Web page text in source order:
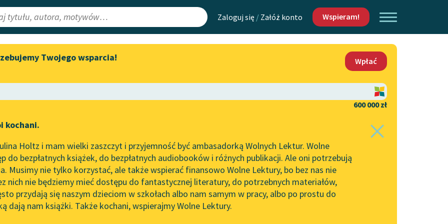
Zaloguj się / Załóż konto Wspieram!
Lektury
redakcyjne
Aktualności
Spotkanie z Katarzyną Tunkiel
do słuchania na Wolnych
Lekturach
Nowy audiobook – „Marzenie
o Oriencie” Sophie Elkan
Kolekcja Nadwyraz.com x
Wolne Lektury – idealna na
Mapa Wolnych Lektur
Leśmianator
API
OAI-PMH
Widget Wolnych Lektur
Kontakt
O projekcie
Zasady wykorzystania
Wolnych Lektur
Logotypy
Materiały promocyjne
Twojego wsparcia!
Wpłać
600 000 zł
kochani.
Holtz i mam wielki zaszczyt i przyjemność być ambasadorką Wolnych Lektur. Wolne
do bezpłatnych książek, do bezpłatnych audiobooków i różnych publikacji. Ale oni potrzebują
Musimy nie tylko korzystać, ale także wspierać finansowo Wolne Lektury, bo bez nas nie
nich nie będziemy mieć dostępu do fantastycznej literatury, do potrzebnych materiałów,
przydają się naszym dzieciom w szkołach albo nam samym w pracy, albo po prostu do
dają nam książki. Także kochani, wspierajmy Wolne Lektury.
Poe
opis wypadku z p. Waldemarem
Leśmian